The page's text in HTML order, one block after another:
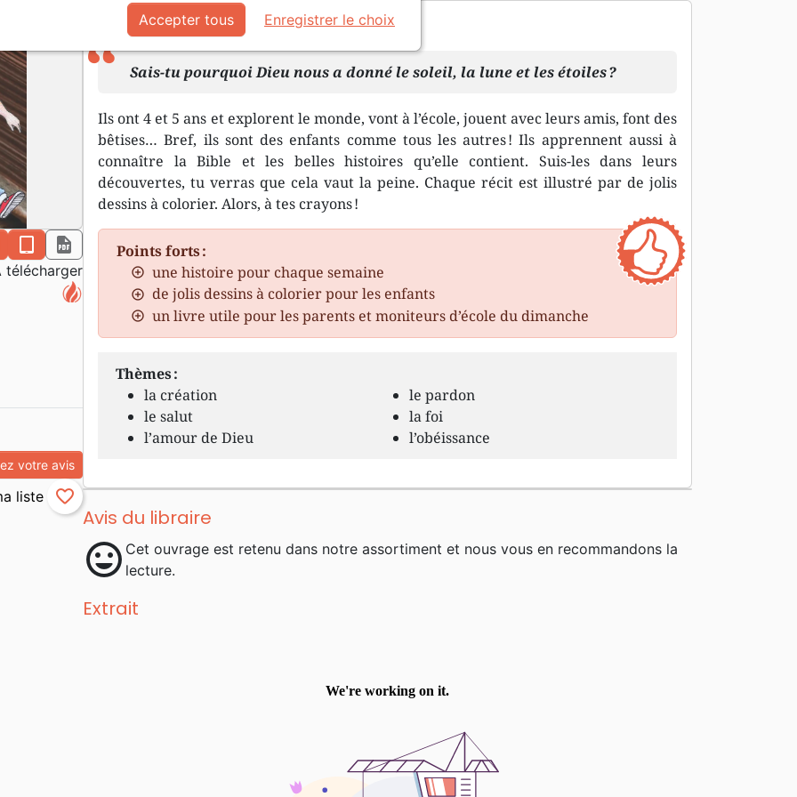
En format pdf.
Sais-tu pourquoi Dieu nous a donné le soleil, la lune et les étoiles ?
Ils ont 4 et 5 ans et explorent le monde, vont à l’école, jouent avec leurs amis, font des
bêtises… Bref, ils sont des enfants comme tous les autres ! Ils apprennent aussi à
connaître la Bible et les belles histoires qu’elle contient. Suis-les dans leurs
découvertes, tu verras que cela vaut la peine. Chaque récit est illustré par de jolis
dessins à colorier. Alors, à tes crayons !
Points forts :
une histoire pour chaque semaine
de jolis dessins à colorier pour les enfants
un livre utile pour les parents et moniteurs d’école du dimanche
Thèmes :
la création
le salut
l’amour de Dieu
le pardon
la foi
l’obéissance
Avis du libraire
mood Cet ouvrage est retenu dans notre assortiment et nous vous en recommandons la
lecture.
Extrait
epub
pdf
télécharger
votre avis
favorite_border
Accepter tous Enregistrer le choix